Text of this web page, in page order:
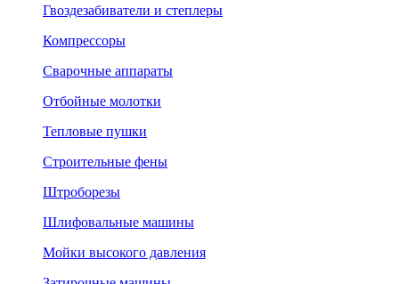
Гвоздезабиватели и степлеры
Компрессоры
Сварочные аппараты
Отбойные молотки
Тепловые пушки
Строительные фены
Штроборезы
Шлифовальные машины
Мойки высокого давления